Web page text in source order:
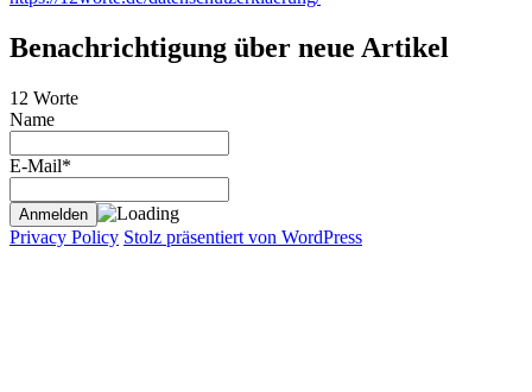
Benachrichtigung über neue Artikel
12 Worte
Name
E-Mail*
Privacy Policy Stolz präsentiert von WordPress